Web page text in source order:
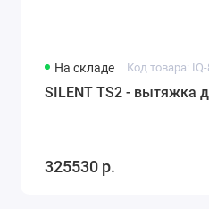
На складе Код товара:
SILENT TS2 - вытяжка
325530 р.